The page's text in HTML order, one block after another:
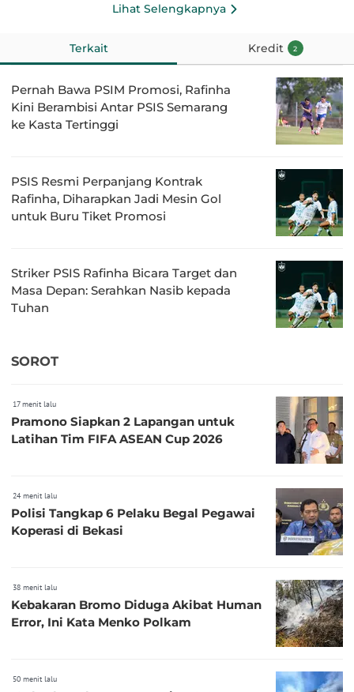
Lihat Selengkapnya
Terkait Kredit 2
Pernah Bawa PSIM Promosi, Rafinha
Kini Berambisi Antar PSIS Semarang
ke Kasta Tertinggi
PSIS Resmi Perpanjang Kontrak
Rafinha, Diharapkan Jadi Mesin Gol
untuk Buru Tiket Promosi
Striker PSIS Rafinha Bicara Target dan
Masa Depan: Serahkan Nasib kepada
Tuhan
SOROT
17 menit lalu
Pramono Siapkan 2 Lapangan untuk
Latihan Tim FIFA ASEAN Cup 2026
24 menit lalu
Polisi Tangkap 6 Pelaku Begal Pegawai
Koperasi di Bekasi
38 menit lalu
Kebakaran Bromo Diduga Akibat Human
Error, Ini Kata Menko Polkam
50 menit lalu